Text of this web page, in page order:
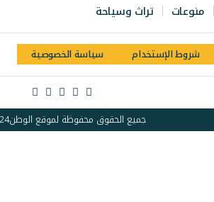
منوعات
تراث وسياحة
شروط الإستخدام سياسة الخصوصية
جميع الحقوق محفوظة لموقع الوطن24 © 2025